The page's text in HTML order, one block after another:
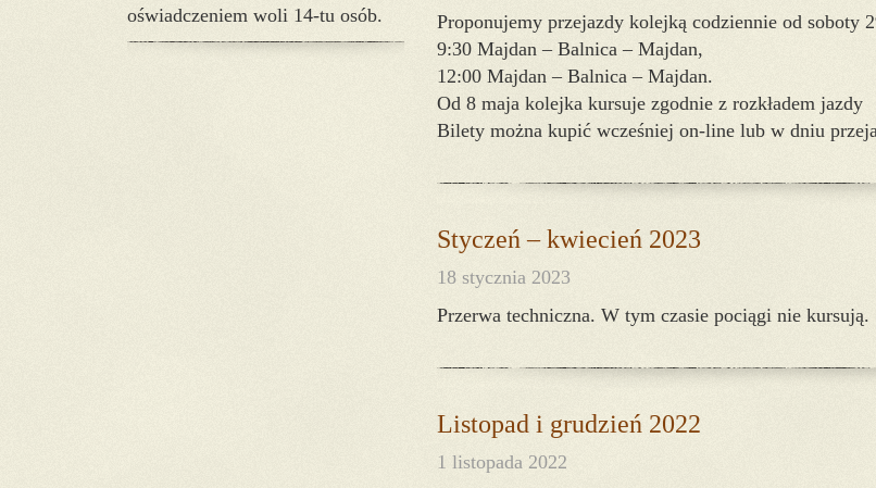
oświadczeniem woli 14-tu osób.
Proponujemy przejazdy kolejką codziennie od soboty
9:30 Majdan – Balnica – Majdan,
12:00 Majdan – Balnica – Majdan.
Od 8 maja kolejka kursuje zgodnie z rozkładem jazdy
Bilety można kupić wcześniej on-line lub w dniu
Styczeń – kwiecień 2023
18 stycznia 2023
Przerwa techniczna. W tym czasie pociągi nie kursują.
Listopad i grudzień 2022
1 listopada 2022